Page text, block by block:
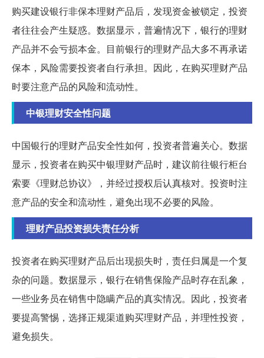
购买建设银行非保本理财产品后，发现资金被锁定，投资
者往往会产生疑惑。数据显示，普遍情况下，银行的理财
产品并不会亏损本金。目前银行的理财产品大多不再承诺
保本，风险需要投资者自行承担。因此，在购买理财产品
时要注意产品的风险和流动性。
中银理财安全性问题
中国银行的理财产品安全性如何，投资者普遍关心。数据
显示，投资者在购买中银理财产品时，建议前往银行柜台
索要《理财总协议》，并经过授权后认真核对。投资时注
意产品的安全和流动性，避免出现不必要的风险。
理财产品投资损失责任分析
投资者在购买理财产品后出现损失时，责任归属是一个复
杂的问题。数据显示，银行在销售保险产品时存在乱象，
一些业务员在销售中隐瞒产品的真实情况。因此，投资者
要提高警惕，选择正规渠道购买理财产品，并理性投资，
避免损失。